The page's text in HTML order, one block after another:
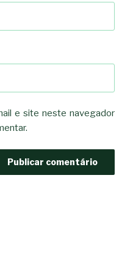
e site neste navegador